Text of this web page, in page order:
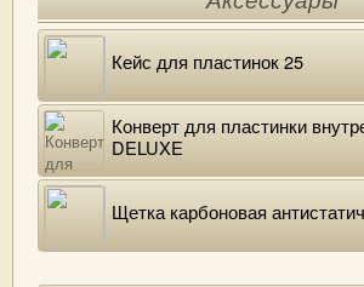
Кейс для пластинок 25
Конверт для пластинки
DELUXE
Щетка карбоновая